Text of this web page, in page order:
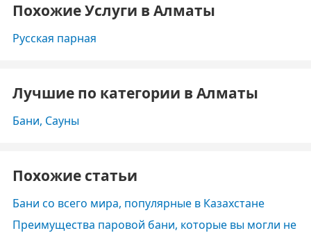
Похожие Услуги в Алматы
Русская парная
Лучшие по категории в Алматы
Бани, Сауны
Похожие статьи
Бани со всего мира, популярные в Казахстане
Преимущества паровой бани, которые вы могли не